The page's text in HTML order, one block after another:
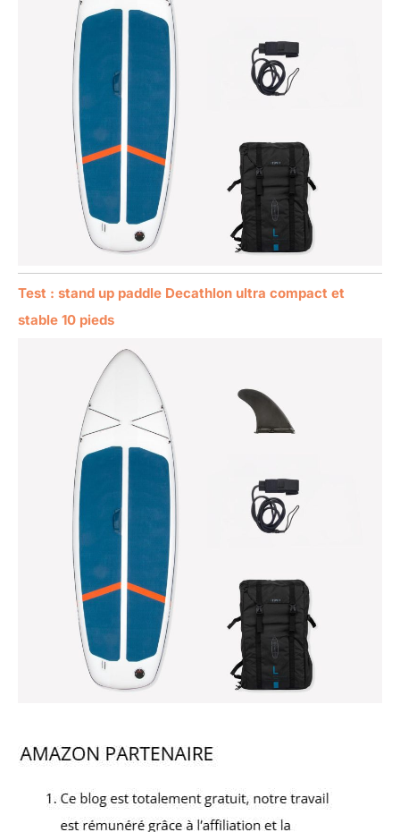
Test : stand up paddle Decathlon ultra compact et
stable 10 pieds